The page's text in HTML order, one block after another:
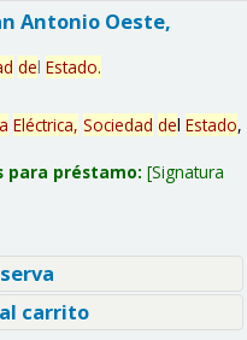
Antonio Oeste,
del Estado.
Eléctrica, Sociedad del Estado,
para préstamo: Signatura
carrito